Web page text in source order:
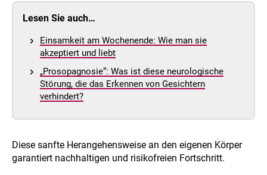
Lesen Sie auch…
Einsamkeit am Wochenende: Wie man sie
akzeptiert und liebt
„Prosopagnosie“: Was ist diese neurologische
Störung, die das Erkennen von Gesichtern
verhindert?
Diese sanfte Herangehensweise an den eigenen Körper
garantiert nachhaltigen und risikofreien Fortschritt.